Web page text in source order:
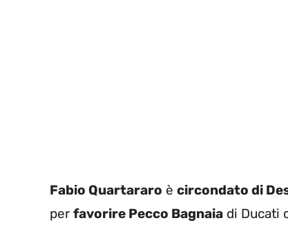
Fabio Quartararo è circondato di
per favorire Pecco Bagnaia di Ducati